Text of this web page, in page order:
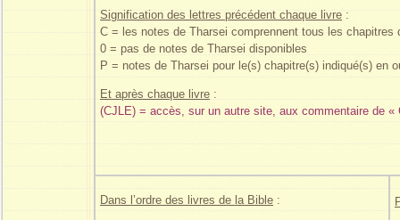
Signification des lettres précédent chaque livre :
C = les notes de Tharsei comprennent tous les chapitres
0 = pas de notes de Tharsei disponibles
P = notes de Tharsei pour le(s) chapitre(s) indiqué(s) en
Et après chaque livre :
(CJLE) = accès, sur un autre site, aux commentaire de
Dans l’ordre des livres de la Bible :